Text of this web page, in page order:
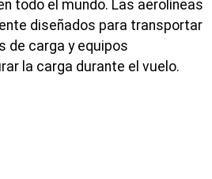
todo el mundo. Las aerolíneas
diseñados para transportar
de carga y equipos
la carga durante el vuelo.